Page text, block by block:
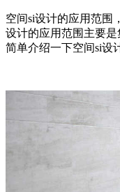
空间si设计的应用范围
设计的应用范围主要
简单介绍一下空间si设